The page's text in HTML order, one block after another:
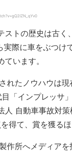
ストの歴史は古く
際に車をぶつけ
います。
れたノウハウは
「インプレッサ
人 自動車事故対
得て、賞を獲るほ
作所へメディア